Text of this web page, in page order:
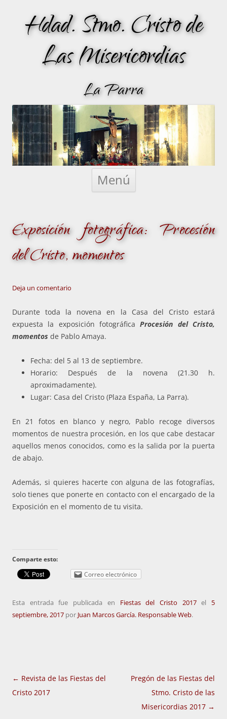
Hdad. Stmo. Cristo de
Las Misericordias
La Parra
Menú
Saltar
Exposición fotográfica: Procesión
del Cristo, momentos
Deja un comentario
Durante toda la novena en la Casa del Cristo estará
expuesta la exposición fotográficaProcesión del Cristo,
momentos de Pablo Amaya.
Fecha: del 5 al 13 de septiembre.
Horario: Después de la novena (21.30 h.
aproximadamente).
Lugar: Casa del Cristo (Plaza España, La Parra).
En 21 fotos en blanco y negro, Pablo recoge diversos
momentos de nuestra procesión, en los que cabe destacar
aquellos menos conocidos, como es la salida por la puerta
de abajo.
Además, si quieres hacerte con alguna de las fotografías,
solo tienes que ponerte en contacto con el encargado de la
Exposición en el momento de tu visita.
Comparte esto:
Correo electrónico
Esta entrada fue publicada en Fiestas del Cristo 2017el 5
septiembre, 2017 por Juan Marcos García. Responsable Web.
Navegación
de
← Revista de las Fiestas del
Cristo 2017
Pregón de las Fiestas del
Stmo. Cristo de las
Misericordias 2017 →